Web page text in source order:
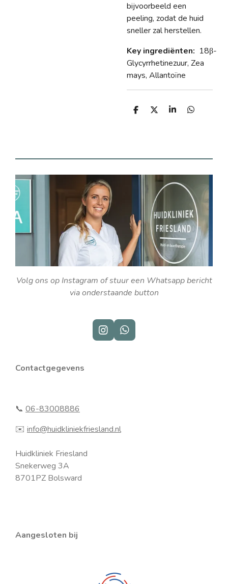
bijvoorbeeld een
peeling, zodat de huid
sneller zal herstellen.
Key ingrediënten: 18β-
Glycyrrhetinezuur, Zea
mays, Allantoïne
D
D
S
D
Volg ons op Instagram of stuur een Whatsapp bericht
via onderstaande button
I
n
W
h
Contactgegevens
📞 06-83008886
✉️ info@huidkliniekfriesland.nl
Huidkliniek Friesland
Snekerweg 3A
8701PZ Bolsward
Aangesloten bij